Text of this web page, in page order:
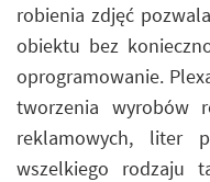
robienia zdjęć
obiektu bez
oprogramowanie.
tworzenia wyrobów
reklamowych, liter
wszelkiego rodzaju